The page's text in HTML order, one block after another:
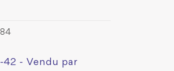
- Vendu par